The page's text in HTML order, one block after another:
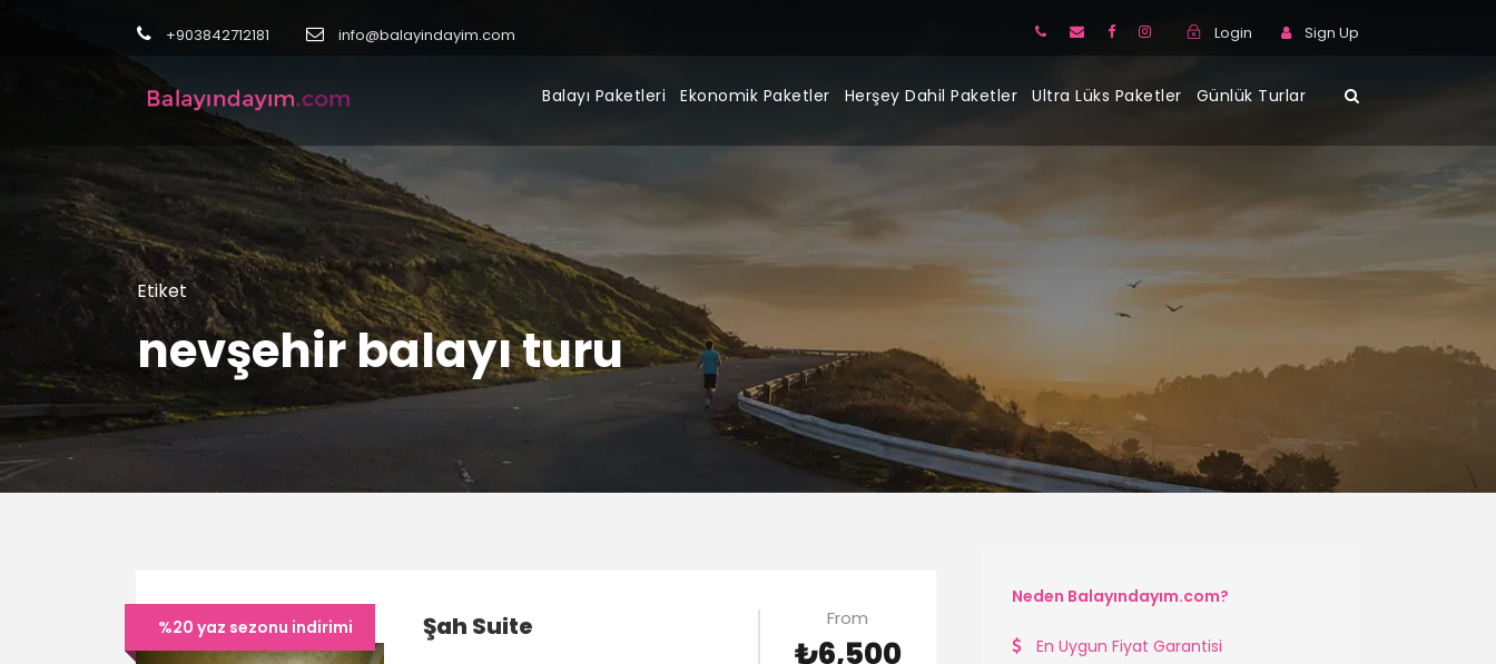
+903842712181 info@balayindayim.com Login Sign Up
Balayı Paketleri Ekonomik Paketler Herşey Dahil Paketler Ultra Lüks Paketler Günlük Turlar
Etiket
nevşehir balayı turu
%20 yaz sezonu indirimi Şah Suite From
₺6,500
Neden Balayındayım.com?
En Uygun Fiyat Garantisi